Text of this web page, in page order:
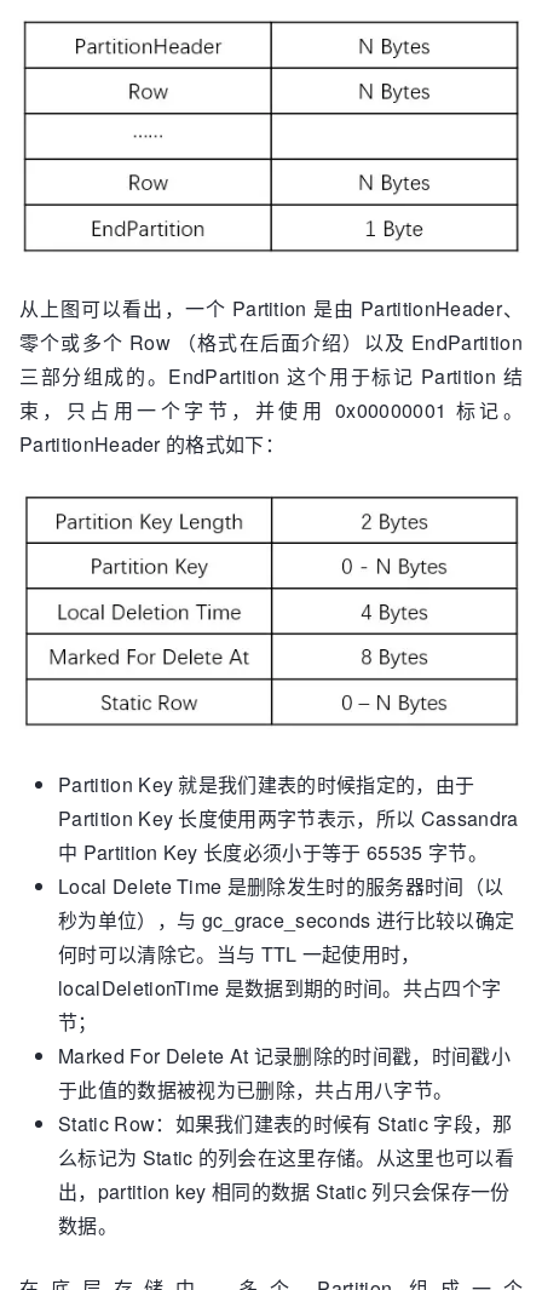
从上图可以看出，一个 Partition 是由 PartitionHeader、
零个或多个 Row （格式在后面介绍）以及 EndPartition
三部分组成的。EndPartition 这个用于标记 Partition 结
束，只占用一个字节，并使用 0x00000001 标记。
PartitionHeader 的格式如下：
Partition Key 就是我们建表的时候指定的，由于
Partition Key 长度使用两字节表示，所以 Cassandra
中 Partition Key 长度必须小于等于 65535 字节。
Local Delete Time 是删除发生时的服务器时间（以
秒为单位），与 gc_grace_seconds 进行比较以确定
何时可以清除它。当与 TTL 一起使用时，
localDeletionTime 是数据到期的时间。共占四个字
节；
Marked For Delete At 记录删除的时间戳，时间戳小
于此值的数据被视为已删除，共占用八字节。
Static Row：如果我们建表的时候有 Static 字段，那
么标记为 Static 的列会在这里存储。从这里也可以看
出，partition key 相同的数据 Static 列只会保存一份
数据。